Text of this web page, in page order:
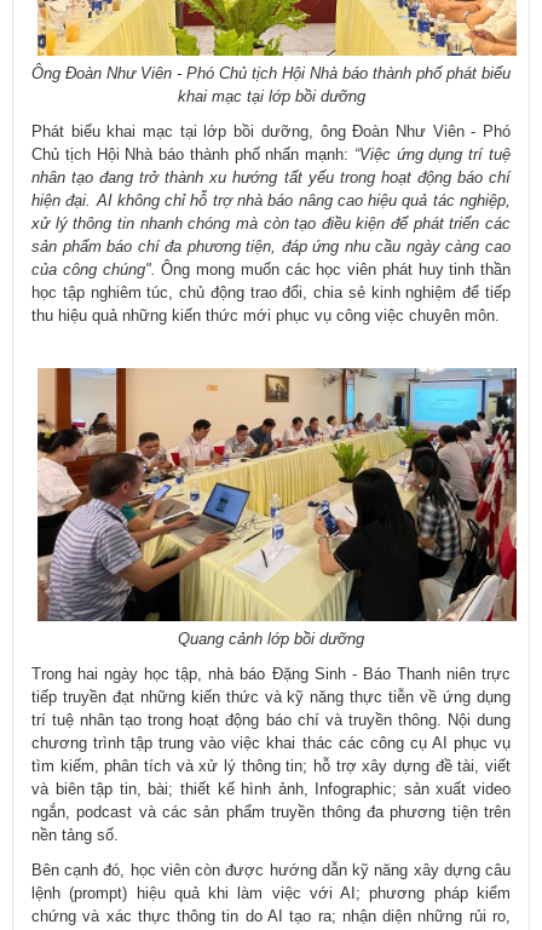
Ông Đoàn Như Viên - Phó Chủ tịch Hội Nhà báo thành phố phát biểu
khai mạc tại lớp bồi dưỡng
Phát biểu khai mạc tại lớp bồi dưỡng, ông Đoàn Như Viên - Phó
Chủ tịch Hội Nhà báo thành phố nhấn mạnh: “Việc ứng dụng trí tuệ
nhân tạo đang trở thành xu hướng tất yếu trong hoạt động báo chí
hiện đại. AI không chỉ hỗ trợ nhà báo nâng cao hiệu quả tác nghiệp,
xử lý thông tin nhanh chóng mà còn tạo điều kiện để phát triển các
sản phẩm báo chí đa phương tiện, đáp ứng nhu cầu ngày càng cao
của công chúng".Ông mong muốn các học viên phát huy tinh thần
học tập nghiêm túc, chủ động trao đổi, chia sẻ kinh nghiệm để tiếp
thu hiệu quả những kiến thức mới phục vụ công việc chuyên môn.
​Quang cảnh lớp bồi dưỡng
Trong hai ngày học tập, nhà báo Đặng Sinh - Báo Thanh niên trực
tiếp truyền đạt những kiến thức và kỹ năng thực tiễn về ứng dụng
trí tuệ nhân tạo trong hoạt động báo chí và truyền thông. Nội dung
chương trình tập trung vào việc khai thác các công cụ AI phục vụ
tìm kiếm, phân tích và xử lý thông tin; hỗ trợ xây dựng đề tài, viết
và biên tập tin, bài; thiết kế hình ảnh, Infographic; sản xuất video
ngắn, podcast và các sản phẩm truyền thông đa phương tiện trên
nền tảng số.
Bên cạnh đó, học viên còn được hướng dẫn kỹ năng xây dựng câu
lệnh (prompt) hiệu quả khi làm việc với AI; phương pháp kiểm
chứng và xác thực thông tin do AI tạo ra; nhận diện những rủi ro,